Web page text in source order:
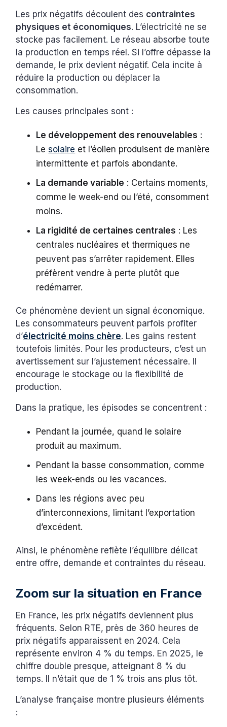
Les prix négatifs découlent des contraintes
physiques et économiques. L’électricité ne se
stocke pas facilement. Le réseau absorbe toute
la production en temps réel. Si l’offre dépasse la
demande, le prix devient négatif. Cela incite à
réduire la production ou déplacer la
consommation.
Les causes principales sont :
Le développement des renouvelables :
Lesolaire et l’éolien produisent de manière
intermittente et parfois abondante.
La demande variable : Certains moments,
comme le week-end ou l’été, consomment
moins.
La rigidité de certaines centrales : Les
centrales nucléaires et thermiques ne
peuvent pas s’arrêter rapidement. Elles
préfèrent vendre à perte plutôt que
redémarrer.
Ce phénomène devient un signal économique.
Les consommateurs peuvent parfois profiter
d’électricité moins chère. Les gains restent
toutefois limités. Pour les producteurs, c’est un
avertissement sur l’ajustement nécessaire. Il
encourage le stockage ou la flexibilité de
production.
Dans la pratique, les épisodes se concentrent :
Pendant la journée, quand le solaire
produit au maximum.
Pendant la basse consommation, comme
les week-ends ou les vacances.
Dans les régions avec peu
d’interconnexions, limitant l’exportation
d’excédent.
Ainsi, le phénomène reflète l’équilibre délicat
entre offre, demande et contraintes du réseau.
Zoom sur la situation en France
En France, les prix négatifs deviennent plus
fréquents. Selon RTE, près de 360 heures de
prix négatifs apparaissent en 2024. Cela
représente environ 4 % du temps. En 2025, le
chiffre double presque, atteignant 8 % du
temps. Il n’était que de 1 % trois ans plus tôt.
L’analyse française montre plusieurs éléments
: